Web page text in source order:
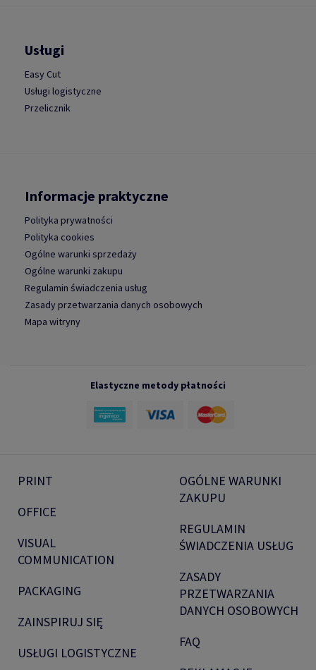
Usługi
Easy Cut
Usługi logistyczne
Przelicznik
Informacje praktyczne
Polityka prywatności
Polityka cookies
Ogólne warunki sprzedaży
Ogólne warunki zakupu
Regulamin świadczenia usług
Zasady przetwarzania danych osobowych
Mapa witryny
Elastyczne metody płatności
PRINT
OFFICE
VISUAL
COMMUNICATION
PACKAGING
ZAINSPIRUJ SIĘ
USŁUGI LOGISTYCZNE
OGÓLNE WARUNKI
ZAKUPU
REGULAMIN
ŚWIADCZENIA USŁUG
ZASADY
PRZETWARZANIA
DANYCH OSOBOWYCH
FAQ